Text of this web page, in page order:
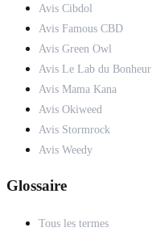
Avis Cibdol
Avis Famous CBD
Avis Green Owl
Avis Le Lab du Bonheur
Avis Mama Kana
Avis Okiweed
Avis Stormrock
Avis Weedy
Glossaire
Tous les termes